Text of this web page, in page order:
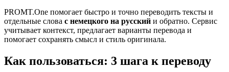
PROMT.One помогает быстро и точно переводить тексты и
отдельные слова с немецкого на русский и обратно. Сервис
учитывает контекст, предлагает варианты перевода и
помогает сохранять смысл и стиль оригинала.
Как пользоваться: 3 шага к переводу